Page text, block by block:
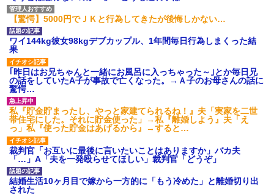
【衝撃】報酬100万円超の治験
募集がこちらｗｗｗｗｗ(※画像
あり)
【ネット騒然】惨殺されたタ
ワマン頂き女子のこの動画、す
げえええええｗｗｗｗｗｗｗｗ
ｗｗｗ
【愕然】白のクラウン俺氏、
高速道路左車線を制限速度で走
った結果wwwwwwwwwwww
百年の恋12-899 食べた量を
張り合ってくる
【悲報】佐藤輝明・・・２軍
でも盛大にやらかす←あまり悲
しませないでくれ
【驚愕】5000円でＪＫと行為してきたが後悔しかない…
ワイ144kg彼女98kgデブカップル、1年間毎日行為しまくった結
果
｢昨日はお兄ちゃんと一緒にお風呂に入っちゃった～｣とか毎日兄
の話をしていたA子が事故で亡くなった。→Ａ子のお母さんの話に
驚愕…
私『貯金貯まったし、やっと家建てられるね！』夫「実家を二世
帯住宅にした。それに貯金使った」→私『離婚しよう』夫「え
っ」私『使った貯金はあげるから』→すると…
裁判官「お互いに最後に言いたいことはありますか」バカ夫
「…」A「夫を一発殴らせてほしい」裁判官「どうぞ」
結婚生活10ヶ月目で嫁から一方的に「もう冷めた」と離婚切り出
された